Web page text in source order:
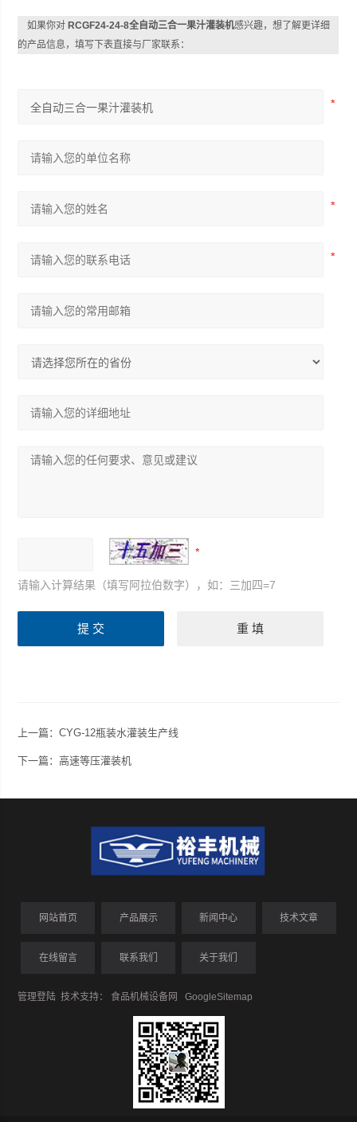
如果你对 RCGF24-24-8全自动三合一果汁灌装机感兴趣，想了解更详细
的产品信息，填写下表直接与厂家联系：
请输入计算结果（填写阿拉伯数字），如：三加四=7
上一篇：CYG-12瓶装水灌装生产线
下一篇：高速等压灌装机
网站首页 产品展示 新闻中心 技术文章
在线留言 联系我们 关于我们
管理登陆 技术支持：食品机械设备网 GoogleSitemap